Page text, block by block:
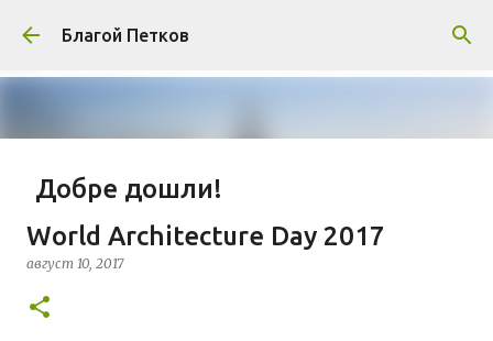
Пропускане към основното съдържание
Благой Петков
Добре дошли!
World Architecture Day 2017
август 10, 2017